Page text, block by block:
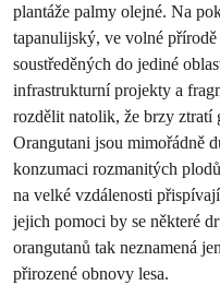
plantáže palmy olejné. Na
tapanulijský, ve volné
soustředěných do jediné
infrastrukturní projekty a
rozdělit natolik, že brzy ztratí
Orangutani jsou mimořádně
konzumaci rozmanitých
na velké vzdálenosti
jejich pomoci by se některé
orangutanů tak neznamená
přirozené obnovy lesa.